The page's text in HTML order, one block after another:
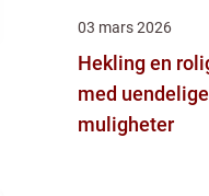
03 mars 2026
Hekling en rolig hobby
med uendelige
muligheter